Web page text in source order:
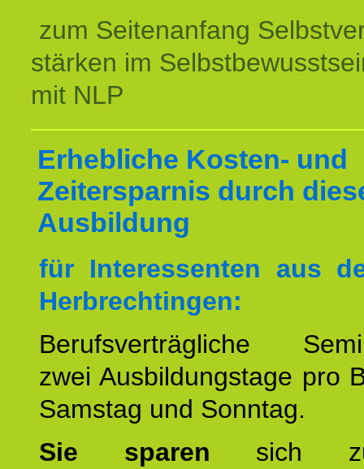
zum Seitenanfang
stärken im
mit NLP
Erhebliche Kosten- und
Zeitersparnis durch
Ausbildung
für Interessenten aus
Herbrechtingen:
Berufsverträgliche
zwei Ausbildungstage pro
Samstag und Sonntag.
Sie sparen sich